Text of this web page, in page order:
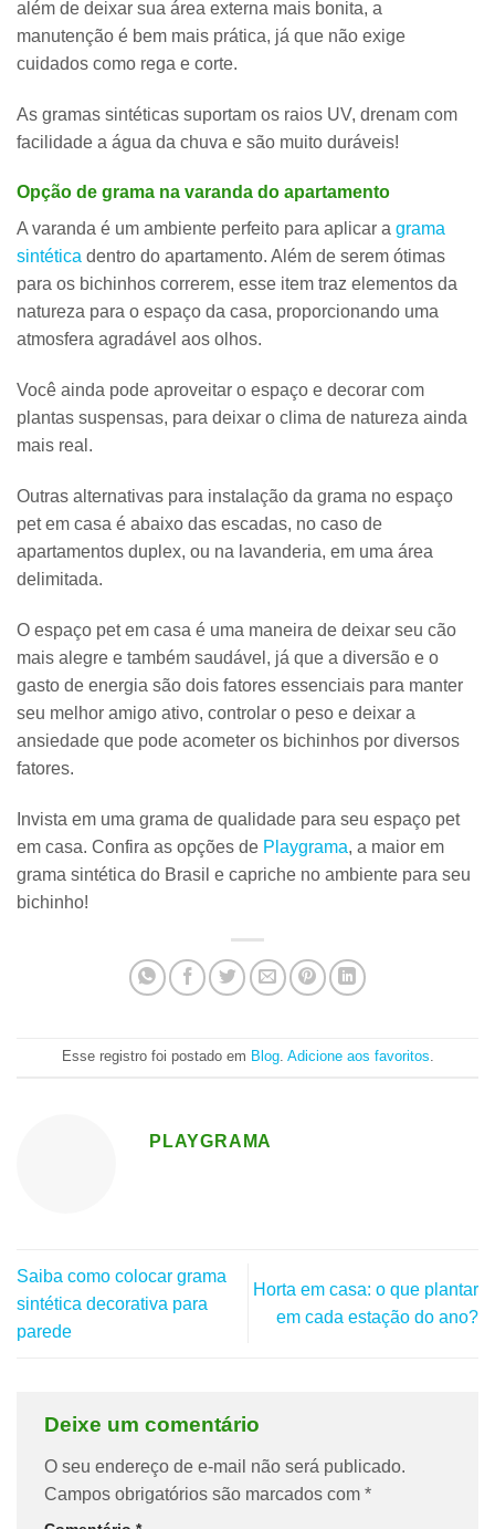
além de deixar sua área externa mais bonita, a
manutenção é bem mais prática, já que não exige
cuidados como rega e corte.
As gramas sintéticas suportam os raios UV, drenam com
facilidade a água da chuva e são muito duráveis!
Opção de grama na varanda do apartamento
A varanda é um ambiente perfeito para aplicar a grama
sintética dentro do apartamento. Além de serem ótimas
para os bichinhos correrem, esse item traz elementos da
natureza para o espaço da casa, proporcionando uma
atmosfera agradável aos olhos.
Você ainda pode aproveitar o espaço e decorar com
plantas suspensas, para deixar o clima de natureza ainda
mais real.
Outras alternativas para instalação da grama no espaço
pet em casa é abaixo das escadas, no caso de
apartamentos duplex, ou na lavanderia, em uma área
delimitada.
O espaço pet em casa é uma maneira de deixar seu cão
mais alegre e também saudável, já que a diversão e o
gasto de energia são dois fatores essenciais para manter
seu melhor amigo ativo, controlar o peso e deixar a
ansiedade que pode acometer os bichinhos por diversos
fatores.
Invista em uma grama de qualidade para seu espaço pet
em casa. Confira as opções de Playgrama, a maior em
grama sintética do Brasil e capriche no ambiente para seu
bichinho!
Esse registro foi postado em Blog. Adicione aos favoritos
PLAYGRAMA
Saiba como colocar grama
sintética decorativa para
parede
Horta em casa: o que plantar
em cada estação do ano?
Deixe um comentário
O seu endereço de e-mail não será publicado.
Campos obrigatórios são marcados com *